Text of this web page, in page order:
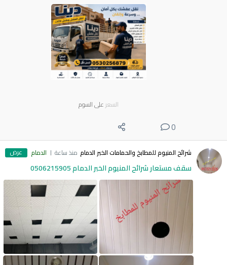
السعر على السوم
0
شرائح المنيوم للمطابخ والحمامات الخبر الدمام منذ ساعة الدمام عرض
سقف مستعار شرائح المنيوم الخبر الدمام 0506215905